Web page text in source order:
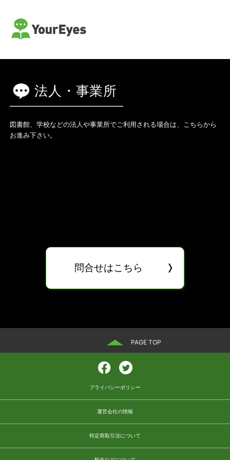
法人・事業所
図書館、学校などの法人や事業所でご利用される場合は、こちらから
お進み下さい。
問合せはこちら
PAGE TOP
プライバシーポリシー
運営会社の情報
特定商取引法について